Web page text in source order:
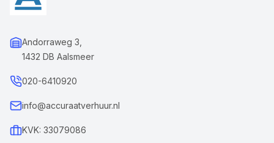
Andorraweg 3,
1432 DB Aalsmeer
020-6410920
info@accuraatverhuur.nl
KVK: 33079086